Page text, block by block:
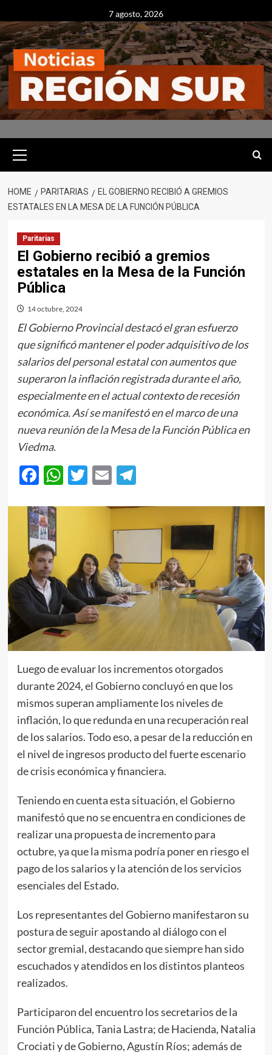
to
content
7 agosto, 2026
Menu
HOME PARITARIAS
EL GOBIERNO RECIBIÓ A GREMIOS
ESTATALES EN LA MESA DE LA FUNCIÓN PÚBLICA
Paritarias
El Gobierno recibió a gremios
estatales en la Mesa de la Función
Pública
14 octubre, 2024
El Gobierno Provincial destacó el gran esfuerzo
que significó mantener el poder adquisitivo de los
salarios del personal estatal con aumentos que
superaron la inflación registrada durante el año,
especialmente en el actual contexto de recesión
económica. Así se manifestó en el marco de una
nueva reunión de la Mesa de la Función Pública en
Viedma.
Facebook
WhatsApp
Twitter
EmailTelegram
Luego de evaluar los incrementos otorgados
durante 2024, el Gobierno concluyó en que los
mismos superan ampliamente los niveles de
inflación, lo que redunda en una recuperación real
de los salarios. Todo eso, a pesar de la reducción en
el nivel de ingresos producto del fuerte escenario
de crisis económica y financiera.
Teniendo en cuenta esta situación, el Gobierno
manifestó que no se encuentra en condiciones de
realizar una propuesta de incremento para
octubre, ya que la misma podría poner en riesgo el
pago de los salarios y la atención de los servicios
esenciales del Estado.
Los representantes del Gobierno manifestaron su
postura de seguir apostando al diálogo con el
sector gremial, destacando que siempre han sido
escuchados y atendidos en los distintos planteos
realizados.
Participaron del encuentro los secretarios de la
Función Pública, Tania Lastra; de Hacienda, Natalia
Crociati y de Gobierno, Agustín Ríos; además de